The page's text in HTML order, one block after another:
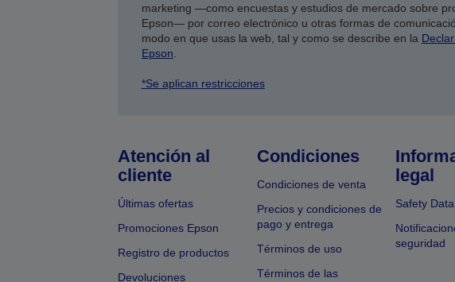
marketing —como encuestas y estudios de mercado sobre
Epson— por correo electrónico u otras formas de
modo en que usas la web, tal y como se describe en la
Epson
*Se aplican restricciones
Atención al
cliente
Últimas ofertas
Promociones Epson
Registro de productos
Devoluciones
Condiciones
Condiciones de venta
Precios y condiciones de
pago y entrega
Términos de uso
Términos de las
legal
Safety
seguridad